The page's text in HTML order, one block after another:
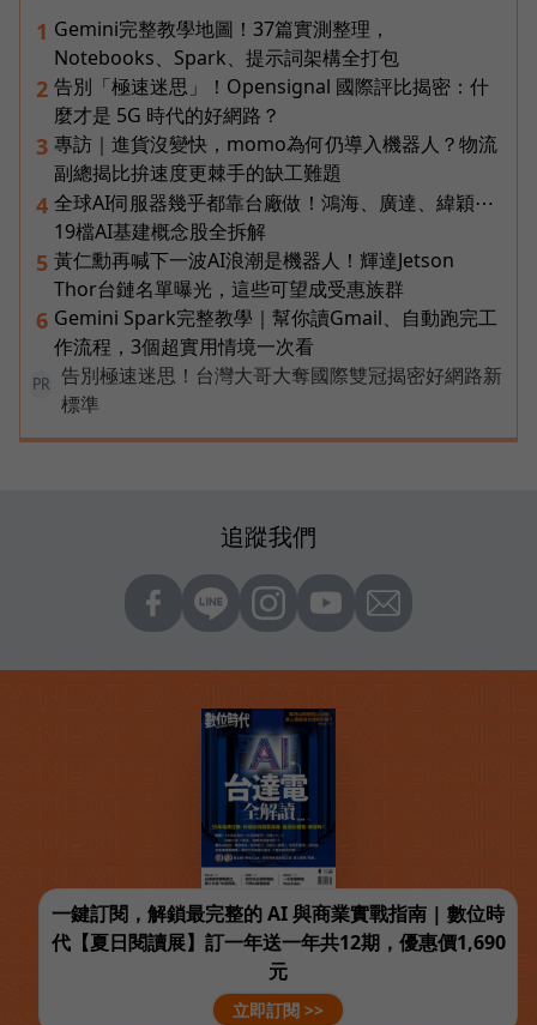
1 Gemini完整教學地圖！37篇實測整理，
Notebooks、Spark、提示詞架構全打包
2 告別「極速迷思」！Opensignal 國際評比揭密：什
麼才是 5G 時代的好網路？
3 專訪｜進貨沒變快，momo為何仍導入機器人？物流
副總揭比拚速度更棘手的缺工難題
4 全球AI伺服器幾乎都靠台廠做！鴻海、廣達、緯穎⋯
19檔AI基建概念股全拆解
5 黃仁勳再喊下一波AI浪潮是機器人！輝達Jetson
Thor台鏈名單曝光，這些可望成受惠族群
6 Gemini Spark完整教學｜幫你讀Gmail、自動跑完工
作流程，3個超實用情境一次看
PR
告別極速迷思！台灣大哥大奪國際雙冠揭密好網路新
標準
追蹤我們
一鍵訂閱，解鎖最完整的 AI 與商業實戰指南 | 數位時
代【夏日閱讀展】訂一年送一年共12期，優惠價1,690
元
立即訂閱 >>